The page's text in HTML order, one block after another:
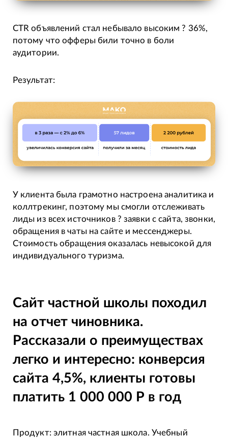
CTR объявлений стал небывало высоким ? 36%,
потому что офферы били точно в боли
аудитории.
Результат:
У клиента была грамотно настроена аналитика и
коллтрекинг, поэтому мы смогли отслеживать
лиды из всех источников ? заявки с сайта, звонки,
обращения в чаты на сайте и мессенджеры.
Стоимость обращения оказалась невысокой для
индивидуального туризма.
Сайт частной школы походил
на отчет чиновника.
Рассказали о преимуществах
легко и интересно: конверсия
сайта 4,5%, клиенты готовы
платить 1 000 000 Р в год
Продукт: элитная частная школа. Учебный